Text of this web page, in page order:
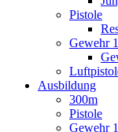
Pistole
Gewehr
Ausbildung
300m
Pistole
Gewehr